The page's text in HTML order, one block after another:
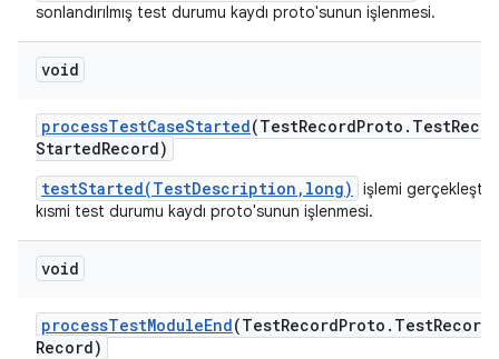
sonlandırılmış test durumu kaydı proto'sunun işlenmesi.
void
processTestCaseStarted(TestRecordProto . Test
StartedRecord)
testStarted(TestDescription,long)
işlemi
kısmi test durumu kaydı proto'sunun işlenmesi.
void
processTestModuleEnd(TestRecordProto . TestRecord
Record)